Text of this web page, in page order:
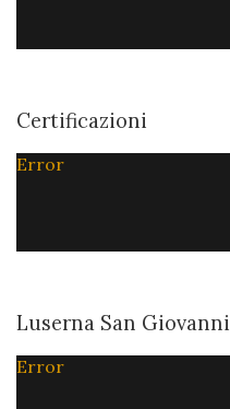
Certificazioni
Error
Luserna San Giovanni
Error